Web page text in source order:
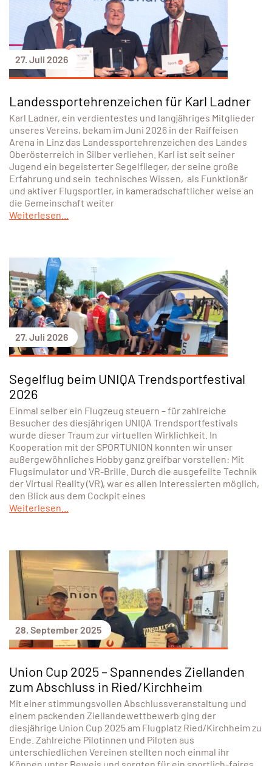
27. Juli 2026
Landessportehrenzeichen für Karl Ladner
Karl Ladner, ein verdientestes und langjähriges Mitglieder
unseres Vereins, bekam im Juni 2026 in der Raiffeisen
Arena in Linz das Landessportehrenzeichen des Landes
Oberösterreich in Silber verliehen. Karl ist seit seiner
Jugend ein begeisterter Segelflieger, der seine große
Erfahrung und sein technisches Wissen, als Funktionär
und aktiver Flugsportler, in kameradschaftlicher weise an
die Gemeinschaft weiter
Weiterlesen...
27. Juli 2026
Segelflug beim UNIQA Trendsportfestival
2026
Einmal selber ein Flugzeug steuern – für zahlreiche
Besucher des diesjährigen UNIQA Trendsportfestivals
wurde dieser Traum zur virtuellen Wirklichkeit. In
Kooperation mit der SPORTUNION konnten wir unser
außergewöhnliches Hobby ganz greifbar vorstellen: Mit
Flugsimulator und VR-Brille. Durch die ausgefeilte Technik
der Virtual Reality (VR), war es allen Interessierten möglich,
den Blick aus dem Cockpit eines
Weiterlesen...
28. September 2025
Union Cup 2025 – Spannendes Ziellanden
zum Abschluss in Ried/Kirchheim
Mit einer stimmungsvollen Abschlussveranstaltung und
einem packenden Ziellandewettbewerb ging der
diesjährige Union Cup 2025 am Flugplatz Ried/Kirchheim zu
Ende. Zahlreiche Pilotinnen und Piloten aus
unterschiedlichen Vereinen stellten noch einmal ihr